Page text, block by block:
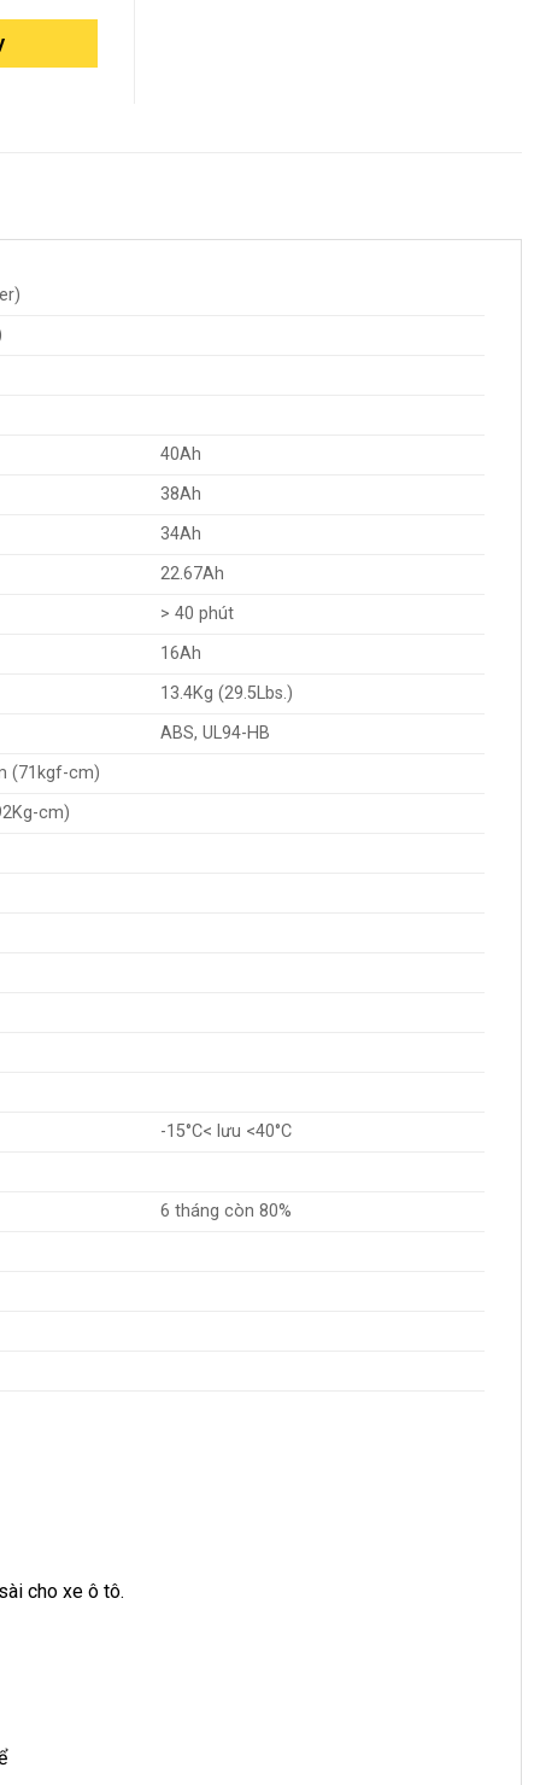
40Ah
38Ah
34Ah
22.67Ah
> 40 phút
16Ah
13.4Kg (29.5Lbs.)
ABS, UL94-HB
(71kgf-cm)
cm)
-15°C< lưu <40°C
6 tháng còn 80%
cho xe ô tô.